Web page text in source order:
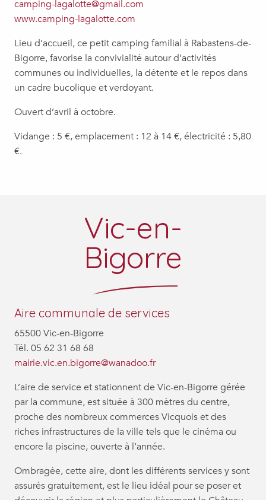
camping-lagalotte@gmail.com
www.camping-lagalotte.com
Lieu d’accueil, ce petit camping familial à Rabastens-de-
Bigorre, favorise la convivialité autour d’activités
communes ou individuelles, la détente et le repos dans
un cadre bucolique et verdoyant.
Ouvert d’avril à octobre.
Vidange : 5 €, emplacement : 12 à 14 €, électricité : 5,80
€.
Vic-en-
Bigorre
Aire communale de services
65500 Vic-en-Bigorre
Tél. 05 62 31 68 68
mairie.vic.en.bigorre@wanadoo.fr
L’aire de service et stationnent de Vic-en-Bigorre gérée
par la commune, est située à 300 mètres du centre,
proche des nombreux commerces Vicquois et des
riches infrastructures de la ville tels que le cinéma ou
encore la piscine, ouverte à l’année.
Ombragée, cette aire, dont les différents services y sont
assurés gratuitement, est le lieu idéal pour se poser et